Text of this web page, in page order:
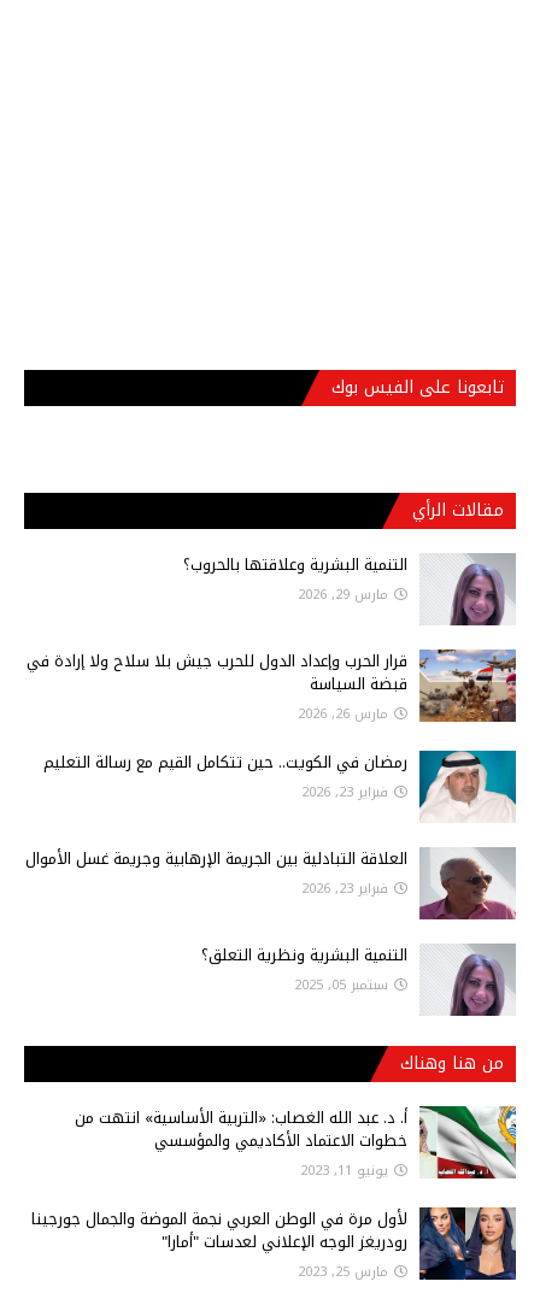
تابعونا على الفيس بوك
مقالات الرأي
التنمية البشرية وعلاقتها بالحروب؟
مارس 29, 2026
قرار الحرب وإعداد الدول للحرب جيش بلا سلاح ولا إرادة في
قبضة السياسة
مارس 26, 2026
رمضان في الكويت.. حين تتكامل القيم مع رسالة التعليم
فبراير 23, 2026
العلاقة التبادلية بين الجريمة الإرهابية وجريمة غسل الأموال
فبراير 23, 2026
التنمية البشرية ونظرية التعلق؟
سبتمبر 05, 2025
من هنا وهناك
أ‌. د. عبد الله الغصاب: «التربية الأساسية» انتهت من
خطوات الاعتماد الأكاديمي والمؤسسي
يونيو 11, 2023
لأول مرة في الوطن العربي نجمة الموضة والجمال جورجينا
رودريغز الوجه الإعلاني لعدسات "أمارا"
مارس 25, 2023